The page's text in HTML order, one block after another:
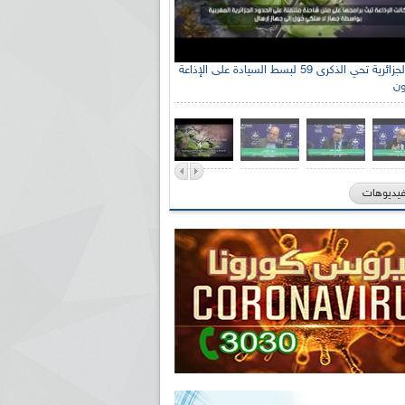
الإذاعة الجزائرية تحي الذكرى 59 لبسط السيادة على الإذاعة